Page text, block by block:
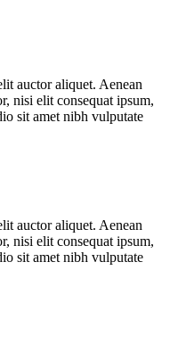
auctor aliquet. Aenean
nisi elit consequat ipsum,
sit amet nibh vulputate
auctor aliquet. Aenean
nisi elit consequat ipsum,
sit amet nibh vulputate